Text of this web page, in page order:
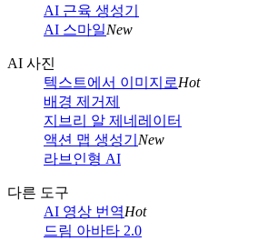
AI 근육 생성기
AI 스마일New
AI 사진
텍스트에서 이미지로Hot
배경 제거제
지브리 알 제네레이터
액션 맵 생성기 New
라브인형 AI
다른 도구
AI 영상 번역Hot
드림 아바타 2.0